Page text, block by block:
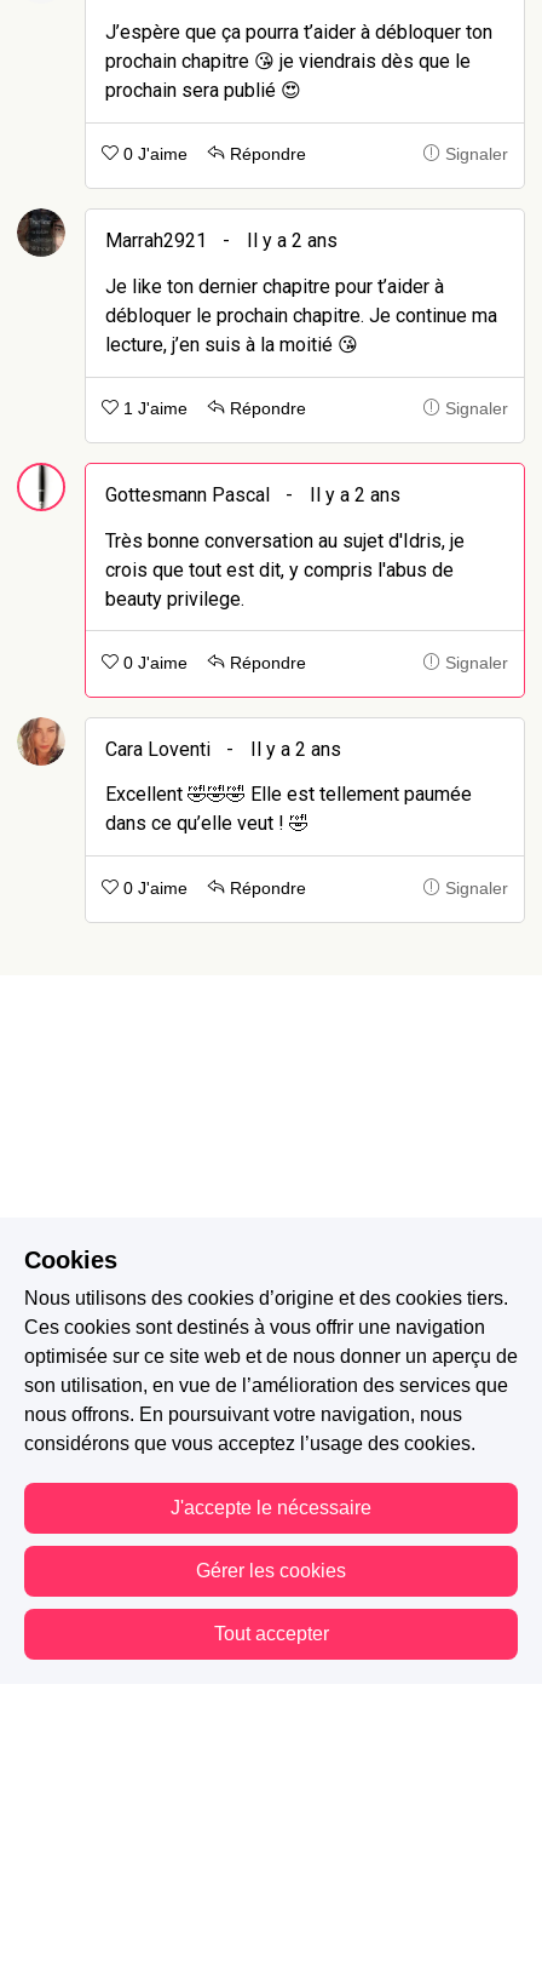
J’espère que ça pourra t’aider à débloquer ton
prochain chapitre 😘 je viendrais dès que le
prochain sera publié 😍
0 J'aime Répondre Signaler
Marrah2921 -
Il y a 2 ans
Je like ton dernier chapitre pour t’aider à
débloquer le prochain chapitre. Je continue ma
lecture, j’en suis à la moitié 😘
1 J'aime Répondre Signaler
Gottesmann Pascal -
Il y a 2 ans
Très bonne conversation au sujet d'Idris, je
crois que tout est dit, y compris l'abus de
beauty privilege.
0 J'aime Répondre Signaler
Cara Loventi -
Il y a 2 ans
Excellent 🤣🤣🤣 Elle est tellement paumée
dans ce qu’elle veut ! 🤣
0 J'aime Répondre Signaler
Cookies
Nous utilisons des cookies d’origine et des cookies tiers.
Ces cookies sont destinés à vous offrir une navigation
optimisée sur ce site web et de nous donner un aperçu de
son utilisation, en vue de l’amélioration des services que
nous offrons. En poursuivant votre navigation, nous
considérons que vous acceptez l’usage des cookies.
J'accepte le nécessaire
Gérer les cookies
Tout accepter